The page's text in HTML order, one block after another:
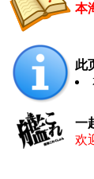
本
此
一
欢